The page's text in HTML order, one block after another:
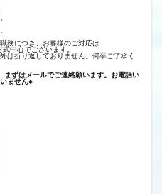
務につき、お客様のご対応は
中心でございます。
は折り返しておりません。何卒ご了承く
ずはメールでご連絡願います。お電話い
ません◆